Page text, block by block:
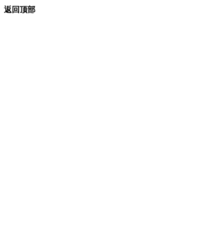
返回顶部